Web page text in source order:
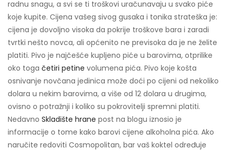
radnu snagu, a svi se ti troškovi uračunavaju u svako piće
koje kupite. Cijena vašeg sivog gusaka i tonika strateška je:
cijena je dovoljno visoka da pokrije troškove bara i zaradi
tvrtki nešto novca, ali općenito ne previsoka da je ne želite
platiti. Pivo je najčešće kupljeno piće u barovima, otprilike
oko toga četiri petine volumena pića. Pivo koje košta
osnivanje novčana jedinica može doći po cijeni od nekoliko
dolara u nekim barovima, a više od 12 dolara u drugima,
ovisno o potražnji i koliko su pokrovitelji spremni platiti.
Nedavno Skladište hrane post na blogu iznosio je
informacije o tome kako barovi cijene alkoholna pića. Ako
naručite redoviti Cosmopolitan, bar vaš koktel određuje